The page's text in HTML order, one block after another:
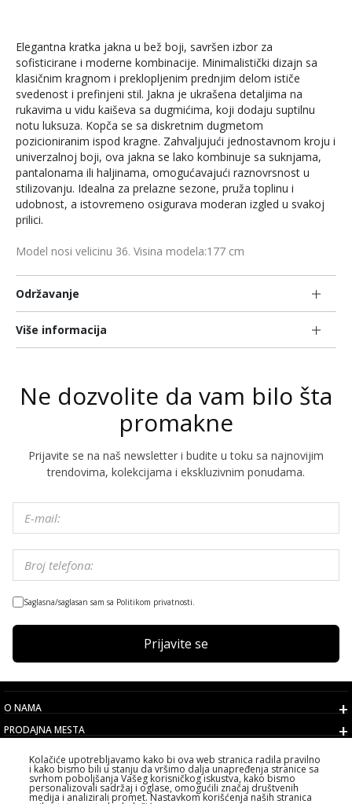
Elegantna kratka jakna u bež boji, savršen izbor za
sofisticirane i moderne kombinacije. Minimalistički dizajn sa
klasičnim kragnom i preklopljenim prednjim delom ističe
svedenost i prefinjeni stil. Jakna je ukrašena detaljima na
rukavima u vidu kaiševa sa dugmićima, koji dodaju suptilnu
notu luksuza. Kopča se sa diskretnim dugmetom
pozicioniranim ispod kragne. Zahvaljujući jednostavnom kroju i
univerzalnoj boji, ova jakna se lako kombinuje sa suknjama,
pantalonama ili haljinama, omogućavajući raznovrsnost u
stilizovanju. Idealna za prelazne sezone, pruža toplinu i
udobnost, a istovremeno osigurava moderan izgled u svakoj
prilici.
Model nosi velicinu 36. Visina modela:177 cm
Održavanje
Više informacija
Ne dozvolite da vam bilo šta
promakne
Prijavite se na naš newsletter i budite u toku sa najnovijim
trendovima, kolekcijama i ekskluzivnim ponudama.
Saglasna/saglasan sam sa Politikom privatnosti.
Prijavite se
O NAMA
PRODAJNA MESTA
KORISNIČKI SERVIS
IZABERITE DRŽAVU
Kolačiće upotrebljavamo kako bi ova web stranica radila pravilno
i kako bismo bili u stanju da vršimo dalja unapređenja stranice sa
svrhom poboljšanja Vašeg korisničkog iskustva, kako bismo
personalizovali sadržaj i oglase, omogućili značaj društvenih
medija i analizirali promet. Nastavkom korišćenja naših stranica